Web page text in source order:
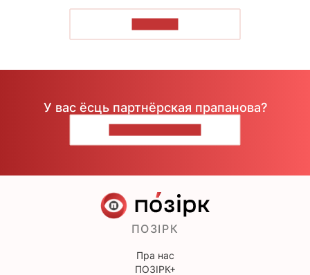
У вас ёсць партнёрская прапанова?
ПОЗІРК
Пра нас
ПОЗІРК+